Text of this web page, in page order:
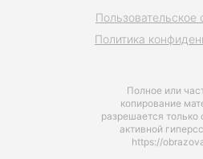
Полное или
копирование
разрешается только
активной
https://
Пользовательское
Политика